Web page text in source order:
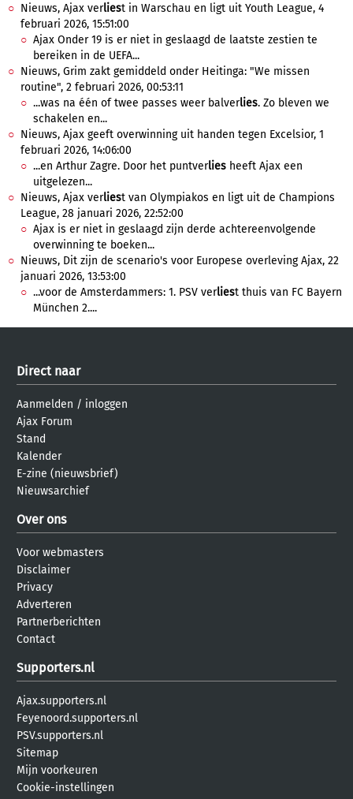
Nieuws, Ajax verliest in Warschau en ligt uit Youth League, 4
februari 2026, 15:51:00
Ajax Onder 19 is er niet in geslaagd de laatste zestien te
bereiken in de UEFA...
Nieuws, Grim zakt gemiddeld onder Heitinga: "We missen
routine", 2 februari 2026, 00:53:11
...was na één of twee passes weer balverlies. Zo bleven we
schakelen en...
Nieuws, Ajax geeft overwinning uit handen tegen Excelsior, 1
februari 2026, 14:06:00
...en Arthur Zagre. Door het puntverlies heeft Ajax een
uitgelezen...
Nieuws, Ajax verliest van Olympiakos en ligt uit de Champions
League, 28 januari 2026, 22:52:00
Ajax is er niet in geslaagd zijn derde achtereenvolgende
overwinning te boeken...
Nieuws, Dit zijn de scenario's voor Europese overleving Ajax, 22
januari 2026, 13:53:00
...voor de Amsterdammers: 1. PSV verliest thuis van FC Bayern
München 2....
Direct naar
Aanmelden / inloggen
Ajax Forum
Stand
Kalender
E-zine (nieuwsbrief)
Nieuwsarchief
Over ons
Voor webmasters
Disclaimer
Privacy
Adverteren
Partnerberichten
Contact
Supporters.nl
Ajax.supporters.nl
Feyenoord.supporters.nl
PSV.supporters.nl
Sitemap
Mijn voorkeuren
Cookie-instellingen